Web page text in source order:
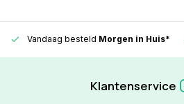
Vandaag besteld Morgen in Huis*
Klantenservice